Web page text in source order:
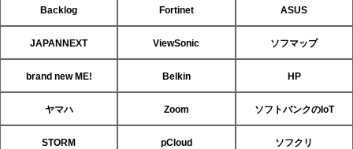
Backlog Fortinet ASUS
JAPANNEXT ViewSonic ソフマップ
brand new ME! Belkin HP
ヤマハ Zoom ソフトバンクのIoT
STORM pCloud ソフクリ